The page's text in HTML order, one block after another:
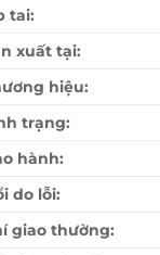
tai:
xuất tại:
hiệu:
trạng:
hành:
do lỗi:
giao thường: